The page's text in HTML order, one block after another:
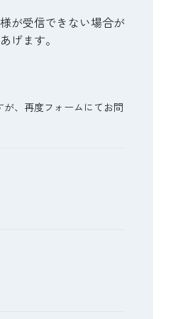
が受信できない場合が
げます。
、再度フォームにてお問